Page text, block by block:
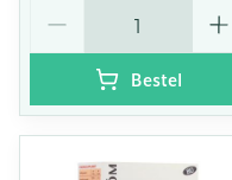
Bestel